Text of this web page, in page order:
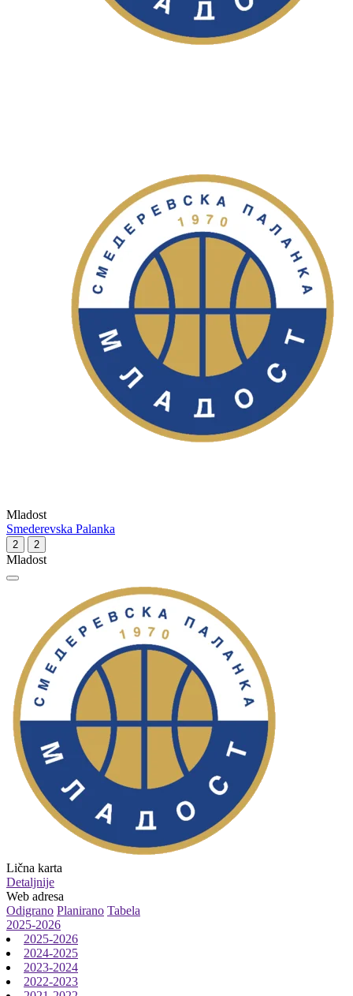
Mladost
Smederevska Palanka
2 2
Mladost
Lična karta
Detaljnije
Web adresa
Odigrano Planirano Tabela
2025-2026
2025-2026
2024-2025
2023-2024
2022-2023